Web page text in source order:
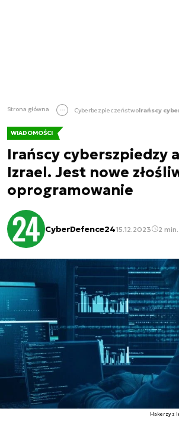
Strona główna Cyberbezpieczeństwo
WIADOMOŚCI
Irańscy cyberszpiedzy
Izrael. Jest nowe
oprogramowanie
CyberDefence2415.12.2023 2 min.
Hakerzy z